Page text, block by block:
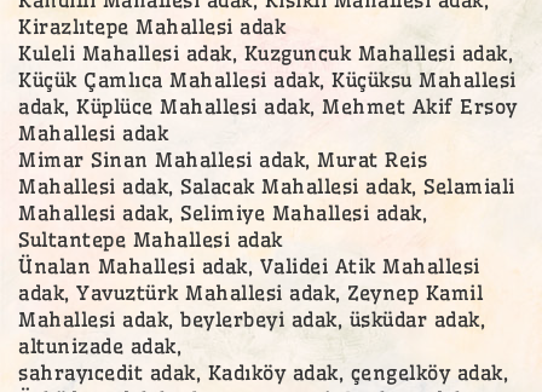
Kirazlıtepe Mahallesi adak
Kuleli Mahallesi adak, Kuzguncuk Mahallesi adak,
Küçük Çamlıca Mahallesi adak, Küçüksu Mahallesi
adak, Küplüce Mahallesi adak, Mehmet Akif Ersoy
Mahallesi adak
Mimar Sinan Mahallesi adak, Murat Reis
Mahallesi adak, Salacak Mahallesi adak, Selamiali
Mahallesi adak, Selimiye Mahallesi adak,
Sultantepe Mahallesi adak
Ünalan Mahallesi adak, Validei Atik Mahallesi
adak, Yavuztürk Mahallesi adak, Zeynep Kamil
Mahallesi adak, beylerbeyi adak, üsküdar adak,
altunizade adak,
sahrayıcedit adak, Kadıköy adak, çengelköy adak,